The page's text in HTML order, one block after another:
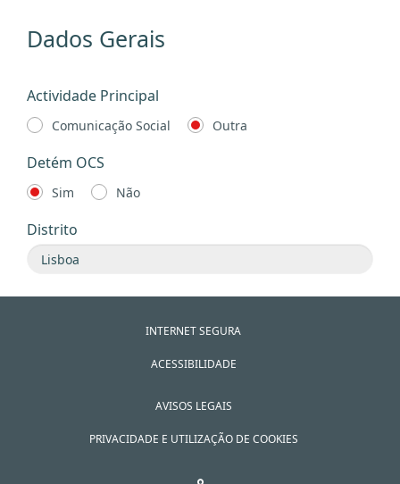
Dados Gerais
Actividade Principal
Comunicação Social Outra
Detém OCS
Sim Não
Distrito
INTERNET SEGURA
ACESSIBILIDADE
AVISOS LEGAIS
PRIVACIDADE E UTILIZAÇÃO DE COOKIES